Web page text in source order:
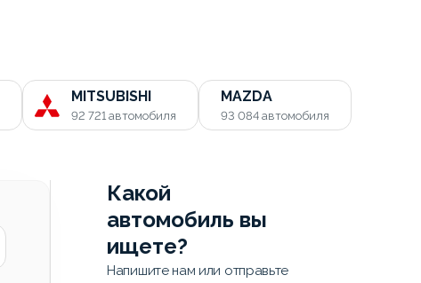
MITSUBISHI
92 721 автомобиля
MAZDA
93 084 автомобиля
Какой
автомобиль вы
ищете?
Напишите нам или отправьте